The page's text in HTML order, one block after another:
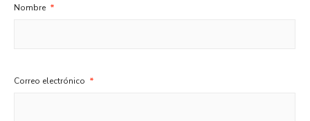
Nombre *
Correo electrónico *